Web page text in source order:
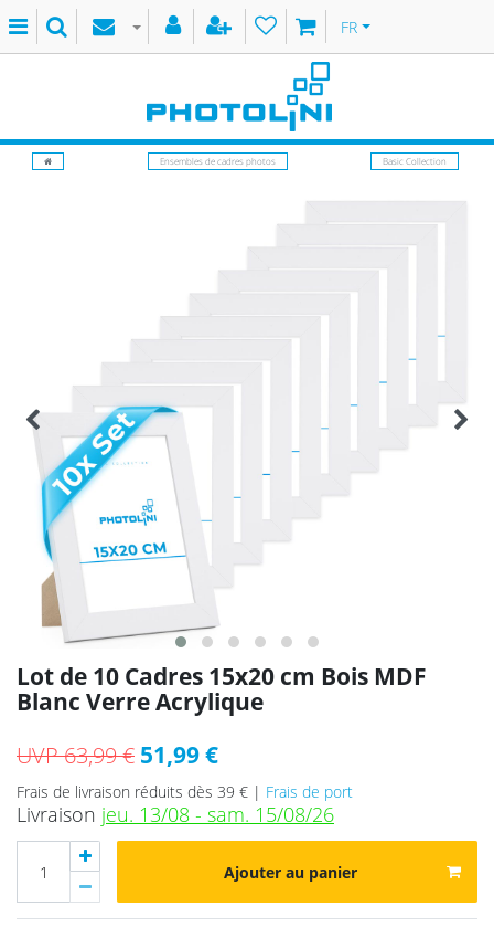
FR
Ensembles de cadres photos Basic Collection
Lot de 10 Cadres 15x20 cm Bois MDF
Blanc Verre Acrylique
UVP 63,99 € 51,99 €
Frais de livraison réduits dès 39 € | Frais de port
Livraison jeu. 13/08 - sam. 15/08/26
Ajouter au panier